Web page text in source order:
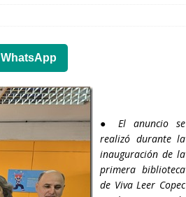
WhatsApp
● El anuncio se
realizó durante la
inauguración de la
primera biblioteca
de Viva Leer Copec